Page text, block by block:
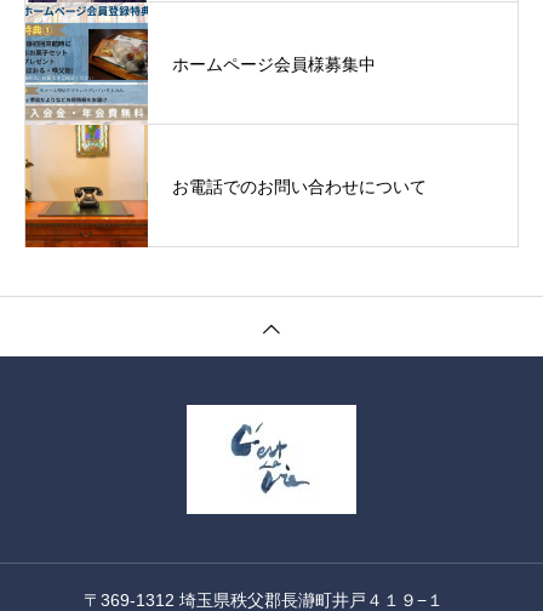
ホームページ会員様募集中
お電話でのお問い合わせについて
セラヴィの夏飾り「かき氷とラムネ」
おばあちゃんのすいか
〒369-1312 埼玉県秩父郡長瀞町井戸４１９−１